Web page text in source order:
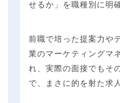
せるか」を職種別に明
前職で培った提案力や
業のマーケティングマ
れ、実際の面接でもそ
で、まさに的を射た求